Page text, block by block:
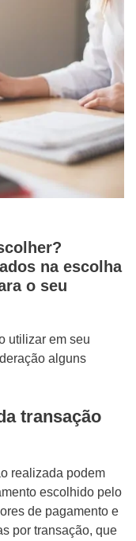
na escolha
o seu
utilizar em seu
alguns
transação
realizada podem
escolhido pelo
de pagamento e
por transação, que